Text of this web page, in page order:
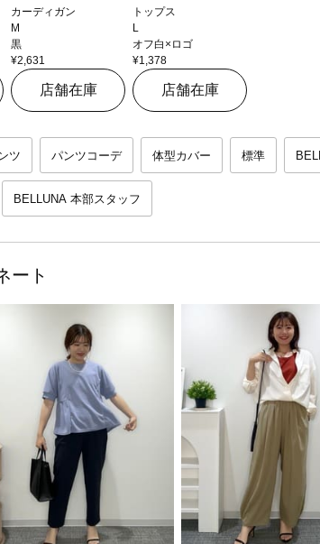
カーディガン
M
黒
¥2,631
店舗在庫
トップス
L
オフ白×ロゴ
¥1,378
店舗在庫
ツ パンツコーデ 体型カバー 標準
BELLUNA 本部スタッフ
ート